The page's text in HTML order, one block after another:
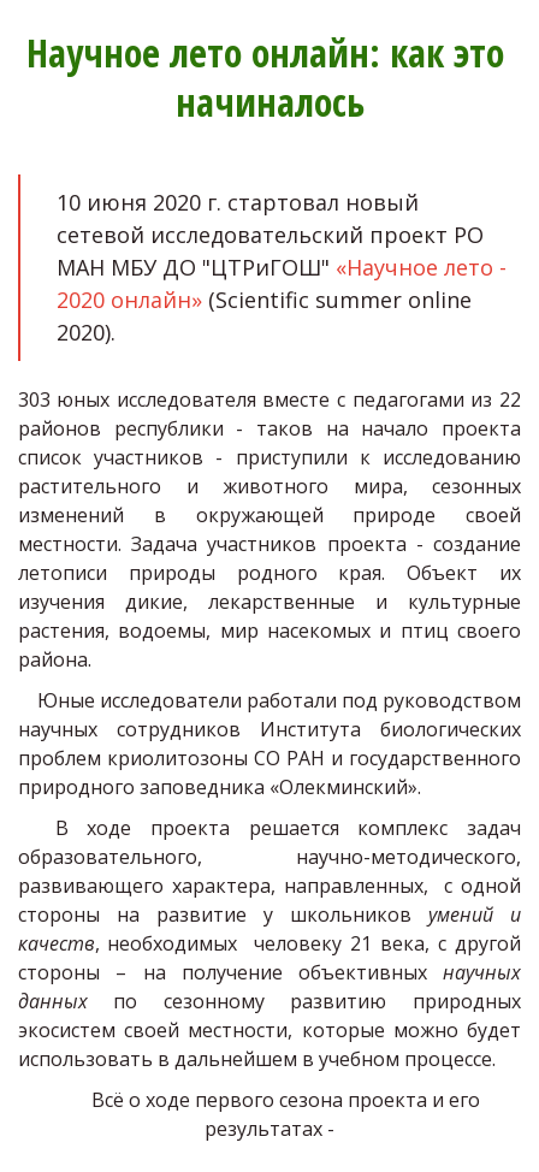
Научное лето онлайн: как это
начиналось
10 июня 2020 г. стартовал новый
сетевой исследовательский проект РО
МАН МБУ ДО "ЦТРиГОШ" «Научное лето -
2020 онлайн» (Scientific summer online
2020).
303 юных исследователя вместе с педагогами из 22
районов республики - таков на начало проекта
список участников - приступили к исследованию
растительного и животного мира, сезонных
изменений в окружающей природе своей
местности. Задача участников проекта - создание
летописи природы родного края. Объект их
изучения дикие, лекарственные и культурные
растения, водоемы, мир насекомых и птиц своего
района.
Юные исследователи работали под руководством
научных сотрудников Института биологических
проблем криолитозоны СО РАН и государственного
природного заповедника «Олекминский».
В ходе проекта решается комплекс задач
образовательного, научно-методического,
развивающего характера, направленных, с одной
стороны на развитие у школьниковумений и
качеств, необходимых человеку 21 века, с другой
стороны – на получение объективныхнаучных
данныхпо сезонному развитию природных
экосистем своей местности, которые можно будет
использовать в дальнейшем в учебном процессе.
результатах -